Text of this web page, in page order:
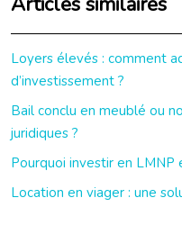
Loyers élevés : comment
d’investissement ?
Bail conclu en meublé ou
juridiques ?
Pourquoi investir en LMNP
Location en viager : une